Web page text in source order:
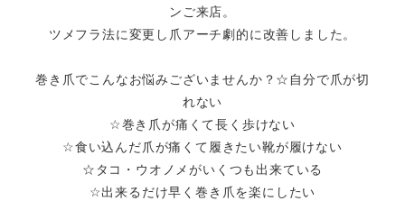
ンご来店。
ツメフラ法に変更し爪アーチ劇的に改善しました。
巻き爪でこんなお悩みございませんか？☆自分で爪が切
れない
☆巻き爪が痛くて長く歩けない
☆食い込んだ爪が痛くて履きたい靴が履けない
☆タコ・ウオノメがいくつも出来ている
☆出来るだけ早く巻き爪を楽にしたい